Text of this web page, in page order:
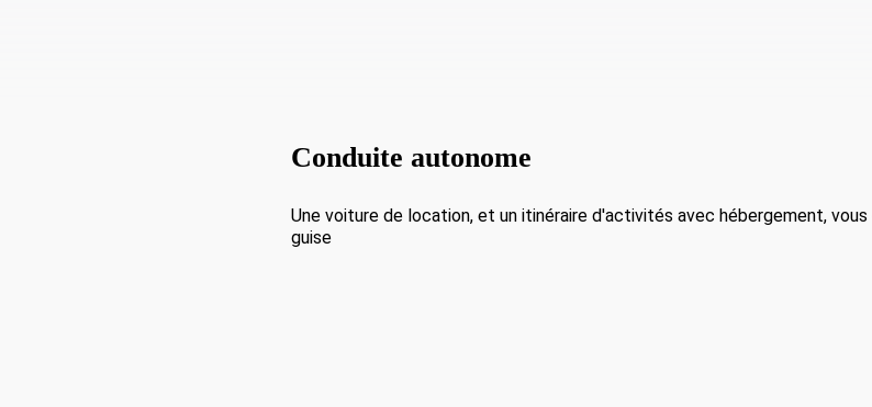
Conduite autonome
Une voiture de location, et un itinéraire d'activités avec hébergement,
guise